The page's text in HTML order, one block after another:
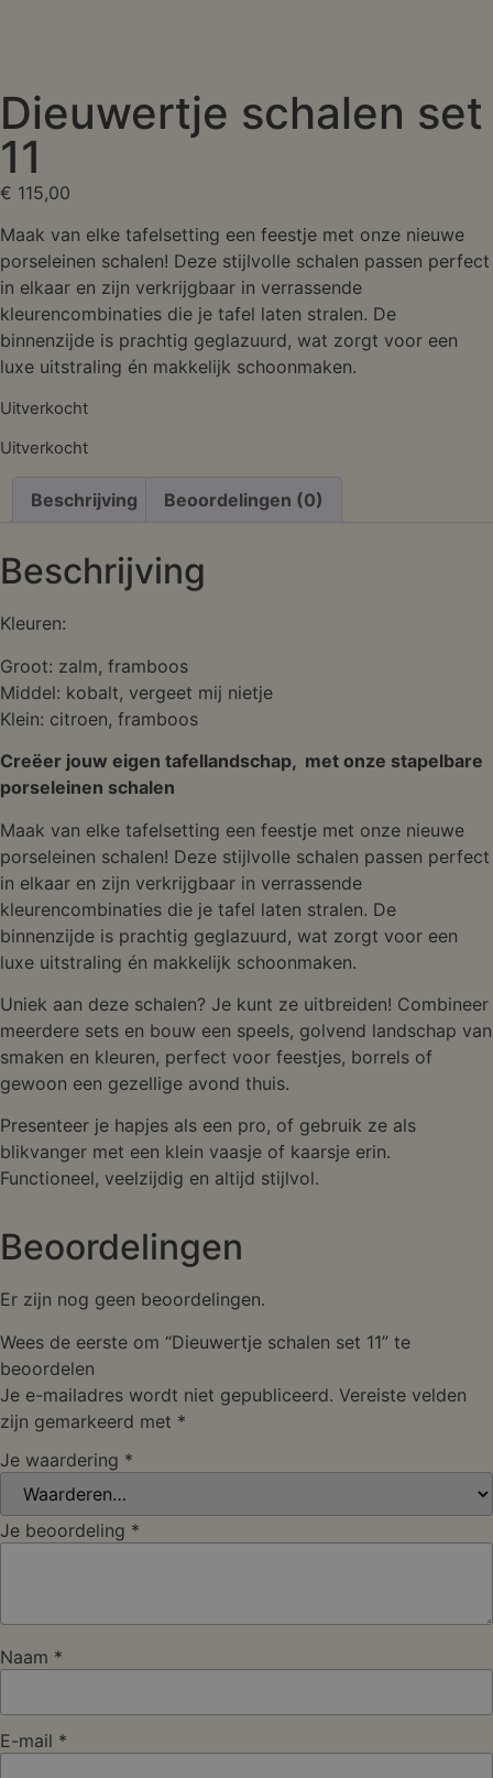
Dieuwertje schalen set
11
€ 115,00
Maak van elke tafelsetting een feestje met onze nieuwe
porseleinen schalen! Deze stijlvolle schalen passen perfect
in elkaar en zijn verkrijgbaar in verrassende
kleurencombinaties die je tafel laten stralen. De
binnenzijde is prachtig geglazuurd, wat zorgt voor een
luxe uitstraling én makkelijk schoonmaken.
Uitverkocht
Uitverkocht
Beschrijving Beoordelingen (0)
Beschrijving
Kleuren:
Groot: zalm, framboos
Middel: kobalt, vergeet mij nietje
Klein: citroen, framboos
Creëer jouw eigen tafellandschap, met onze stapelbare
porseleinen schalen
Maak van elke tafelsetting een feestje met onze nieuwe
porseleinen schalen! Deze stijlvolle schalen passen perfect
in elkaar en zijn verkrijgbaar in verrassende
kleurencombinaties die je tafel laten stralen. De
binnenzijde is prachtig geglazuurd, wat zorgt voor een
luxe uitstraling én makkelijk schoonmaken.
Uniek aan deze schalen? Je kunt ze uitbreiden! Combineer
meerdere sets en bouw een speels, golvend landschap van
smaken en kleuren, perfect voor feestjes, borrels of
gewoon een gezellige avond thuis.
Presenteer je hapjes als een pro, of gebruik ze als
blikvanger met een klein vaasje of kaarsje erin.
Functioneel, veelzijdig en altijd stijlvol.
Beoordelingen
Er zijn nog geen beoordelingen.
Wees de eerste om “Dieuwertje schalen set 11” te
beoordelen
Je e-mailadres wordt niet gepubliceerd. Vereiste velden
zijn gemarkeerd met *
Je waardering *
Je beoordeling *
Naam *
E-mail *